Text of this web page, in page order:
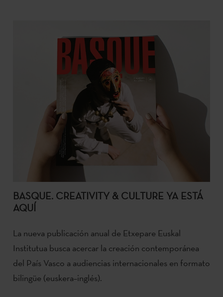
BASQUE. CREATIVITY & CULTURE YA ESTÁ
AQUÍ
La nueva publicación anual de Etxepare Euskal
Institutua busca acercar la creación contemporánea
del País Vasco a audiencias internacionales en formato
bilingüe (euskera–inglés).